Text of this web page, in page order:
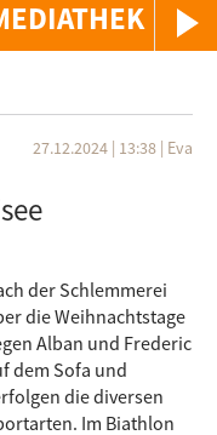
27.12.2024 | 13:38 | Eva
der Schlemmerei
die Weihnachtstage
Alban und Frederic
dem Sofa und
die diversen
Im Biathlon